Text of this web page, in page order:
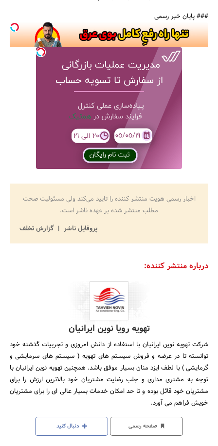
### پایان خبر رسمی
اخبار رسمی هویت منتشر کننده را تایید می‌کند ولی مسئولیت صحت
مطلب منتشر شده بر عهده ناشر است.
پروفایل ناشر
گزارش تخلف
درباره منتشر کننده:
تهویه رویا نوین ایرانیان
شرکت تهویه نوین ایرانیان با استفاده از دانش امروزی و تجربیات گذشته خود
توانسته تا در عرضه و فروش سیستم های تهویه ( سیستم های سرمایشی و
گرمایشی ) با لطف ایزد منان بسیار موفق باشد. همچنین تهویه نوین ایرانیان با
توجه به مشتری مداری و جلب رضایت مشتریان خود بالاترین ارزش را برای
مشتریان خود قائل بوده و تا حد امکان خدمات بسیار عالی ای را برای مشتریان
خویش فراهم می آورد.
صفحه رسمی دنبال کنید